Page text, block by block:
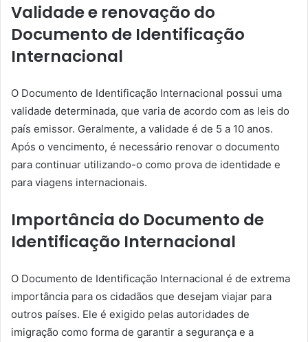
Validade e renovação do
Documento de Identificação
Internacional
O Documento de Identificação Internacional possui uma
validade determinada, que varia de acordo com as leis do
país emissor. Geralmente, a validade é de 5 a 10 anos.
Após o vencimento, é necessário renovar o documento
para continuar utilizando-o como prova de identidade e
para viagens internacionais.
Importância do Documento de
Identificação Internacional
O Documento de Identificação Internacional é de extrema
importância para os cidadãos que desejam viajar para
outros países. Ele é exigido pelas autoridades de
imigração como forma de garantir a segurança e a